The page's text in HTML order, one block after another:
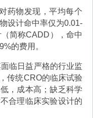
物发现，平均每个
设计命中率仅为0.01-
简称CADD），命中
的费用。
临日益严格的行业监
传统CRO的临床试验
，成本高；缺乏科学
合理临床实验设计的